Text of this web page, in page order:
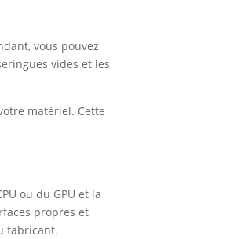
vous pouvez
vides et les
matériel. Cette
ou du GPU et la
propres et
fabricant.